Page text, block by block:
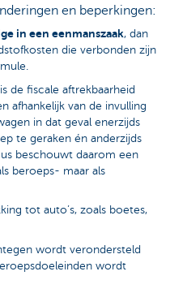
en beperkingen:
in een eenmanszaak, dan
die verbonden zijn
de fiscale aftrekbaarheid
afhankelijk van de invulling
in dat geval enerzijds
te geraken én anderzijds
beschouwt daarom een
beroeps- maar als
tot auto’s, zoals boetes,
wordt verondersteld
wordt